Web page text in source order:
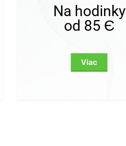
Na hodinky
od 85 Є
Viac